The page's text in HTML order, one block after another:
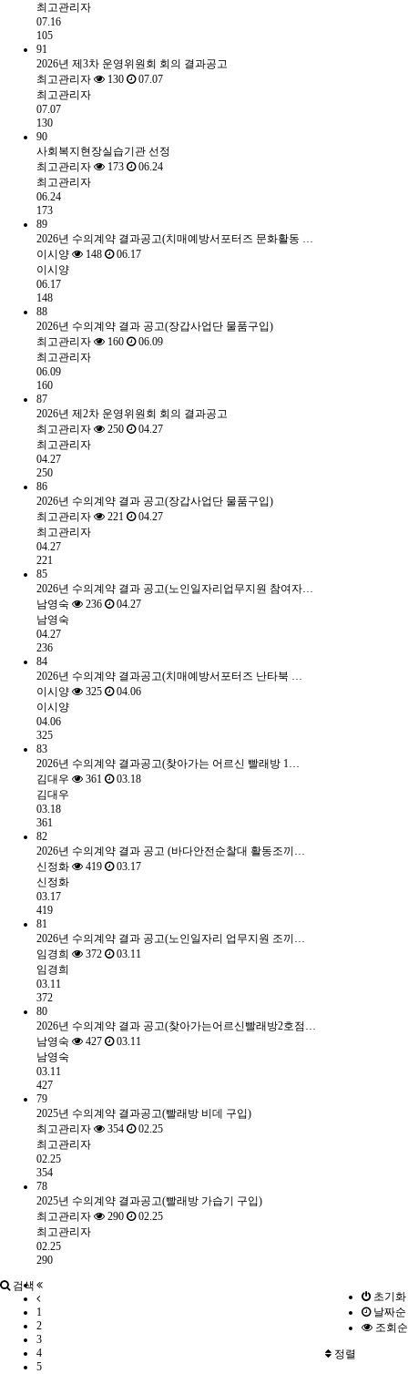
최고관리자
07.16
105
91
2026년 제3차 운영위원회 회의 결과공고
최고관리자
130
07.07
최고관리자
07.07
130
90
사회복지현장실습기관 선정
최고관리자
173
06.24
최고관리자
06.24
173
89
2026년 수의계약 결과공고(치매예방서포터즈 문화활동 …
이시양
148
06.17
이시양
06.17
148
88
2026년 수의계약 결과 공고(장갑사업단 물품구입)
최고관리자
160
06.09
최고관리자
06.09
160
87
2026년 제2차 운영위원회 회의 결과공고
최고관리자
250
04.27
최고관리자
04.27
250
86
2026년 수의계약 결과 공고(장갑사업단 물품구입)
최고관리자
221
04.27
최고관리자
04.27
221
85
2026년 수의계약 결과 공고(노인일자리업무지원 참여자…
남영숙
236
04.27
남영숙
04.27
236
84
2026년 수의계약 결과공고(치매예방서포터즈 난타북 …
이시양
325
04.06
이시양
04.06
325
83
2026년 수의계약 결과공고(찾아가는 어르신 빨래방 1…
김대우
361
03.18
김대우
03.18
361
82
2026년 수의계약 결과 공고 (바다안전순찰대 활동조끼…
신정화
419
03.17
신정화
03.17
419
81
2026년 수의계약 결과 공고(노인일자리 업무지원 조끼…
임경희
372
03.11
임경희
03.11
372
80
2026년 수의계약 결과 공고(찾아가는어르신빨래방2호점…
남영숙
427
03.11
남영숙
03.11
427
79
2025년 수의계약 결과공고(빨래방 비데 구입)
최고관리자
354
02.25
최고관리자
02.25
354
78
2025년 수의계약 결과공고(빨래방 가습기 구입)
최고관리자
290
02.25
최고관리자
02.25
290
초기화
날짜순
조회순
정렬
검색
1
2
3
4
5